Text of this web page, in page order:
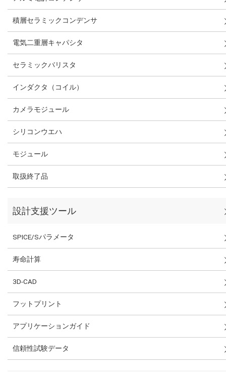
積層セラミックコンデンサ
電気二重層キャパシタ
セラミックバリスタ
インダクタ（コイル）
カメラモジュール
シリコンウエハ
モジュール
取扱終了品
設計支援ツール
SPICE/Sパラメータ
寿命計算
3D-CAD
フットプリント
アプリケーションガイド
信頼性試験データ